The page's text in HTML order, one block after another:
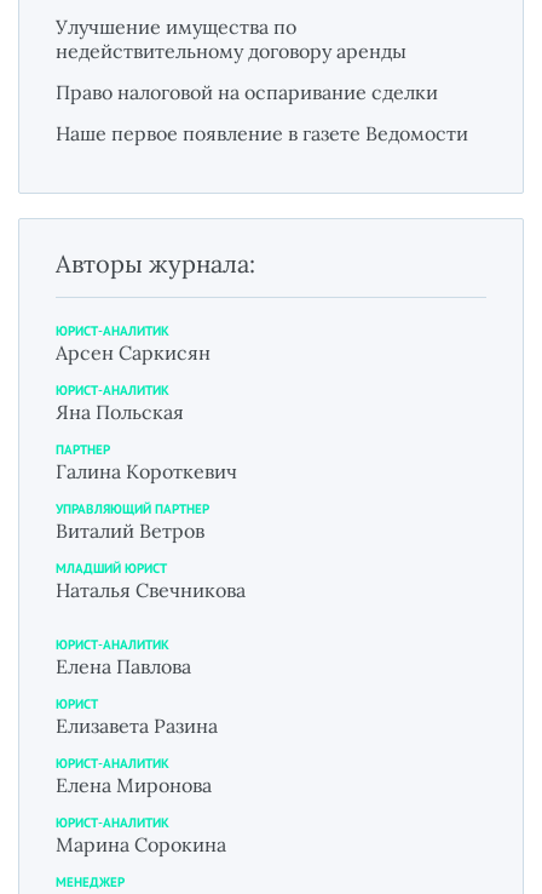
Улучшение имущества по
недействительному договору аренды
Право налоговой на оспаривание сделки
Наше первое появление в газете Ведомости
Авторы журнала:
ЮРИСТ-АНАЛИТИК
Арсен Саркисян
ЮРИСТ-АНАЛИТИК
Яна Польская
ПАРТНЕР
Галина Короткевич
УПРАВЛЯЮЩИЙ ПАРТНЕР
Виталий Ветров
МЛАДШИЙ ЮРИСТ
Наталья Свечникова
ЮРИСТ-АНАЛИТИК
Елена Павлова
ЮРИСТ
Елизавета Разина
ЮРИСТ-АНАЛИТИК
Елена Миронова
ЮРИСТ-АНАЛИТИК
Марина Сорокина
МЕНЕДЖЕР